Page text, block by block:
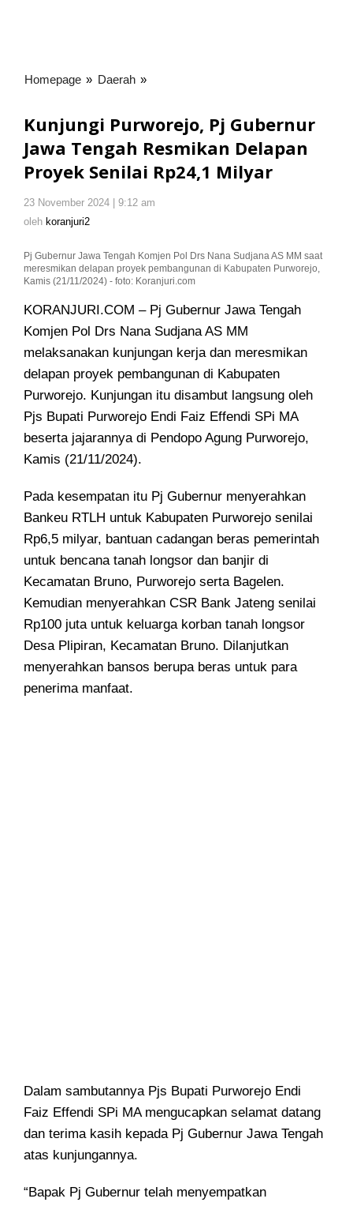
Homepage » Daerah »
Gubernur
Jawa
Tengah
Resmikan
Delapan
Rp24,1
Milyar
Kunjungi Purworejo, Pj Gubernur
Jawa Tengah Resmikan Delapan
Proyek Senilai Rp24,1 Milyar
23 November 2024 | 9:12 am
oleh koranjuri2
Pj Gubernur Jawa Tengah Komjen Pol Drs Nana Sudjana AS MM saat
meresmikan delapan proyek pembangunan di Kabupaten Purworejo,
Kamis (21/11/2024) - foto: Koranjuri.com
KORANJURI.COM – Pj Gubernur Jawa Tengah
Komjen Pol Drs Nana Sudjana AS MM
melaksanakan kunjungan kerja dan meresmikan
delapan proyek pembangunan di Kabupaten
Purworejo. Kunjungan itu disambut langsung oleh
Pjs Bupati Purworejo Endi Faiz Effendi SPi MA
beserta jajarannya di Pendopo Agung Purworejo,
Kamis (21/11/2024).
Pada kesempatan itu Pj Gubernur menyerahkan
Bankeu RTLH untuk Kabupaten Purworejo senilai
Rp6,5 milyar, bantuan cadangan beras pemerintah
untuk bencana tanah longsor dan banjir di
Kecamatan Bruno, Purworejo serta Bagelen.
Kemudian menyerahkan CSR Bank Jateng senilai
Rp100 juta untuk keluarga korban tanah longsor
Desa Plipiran, Kecamatan Bruno. Dilanjutkan
menyerahkan bansos berupa beras untuk para
penerima manfaat.
Dalam sambutannya Pjs Bupati Purworejo Endi
Faiz Effendi SPi MA mengucapkan selamat datang
dan terima kasih kepada Pj Gubernur Jawa Tengah
atas kunjungannya.
“Bapak Pj Gubernur telah menyempatkan